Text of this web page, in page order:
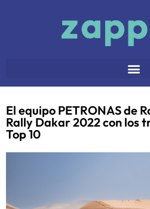
El equipo PETRONAS de
Rally Dakar 2022 con los
Top 10